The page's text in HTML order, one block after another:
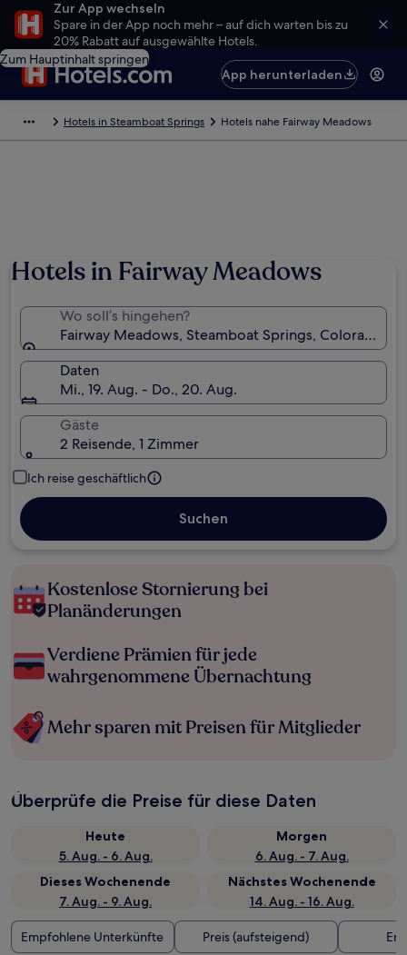
Zur App wechseln
Spare in der App noch mehr – auf dich warten bis zu
20% Rabatt auf ausgewählte Hotels.
Zum Hauptinhalt springen
App herunterladen
Hotels in Steamboat Springs Hotels nahe Fairway Meadows
Hotels in Fairway Meadows
Wo soll’s hingehen?
Fairway Meadows, Steamboat Springs, Colorado,
Daten
Mi., 19. Aug. - Do., 20. Aug.
Gäste
2 Reisende, 1 Zimmer
Ich reise geschäftlich
Suchen
Kostenlose Stornierung bei
Planänderungen
Verdiene Prämien für jede
wahrgenommene Übernachtung
Mehr sparen mit Preisen für Mitglieder
Überprüfe die Preise für diese Daten
Heute
5. Aug. - 6. Aug.
Morgen
6. Aug. - 7. Aug.
Dieses Wochenende
7. Aug. - 9. Aug.
Nächstes Wochenende
14. Aug. - 16. Aug.
Empfohlene Unterkünfte Preis (aufsteigend)